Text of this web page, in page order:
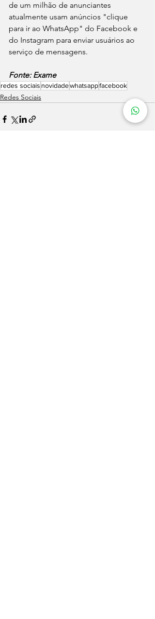
de um milhão de anunciantes
atualmente usam anúncios "clique
para ir ao WhatsApp" do Facebook e
do Instagram para enviar usuários ao
serviço de mensagens.
Fonte: Exame
redes sociais novidadewhatsappfacebook
Redes Sociais